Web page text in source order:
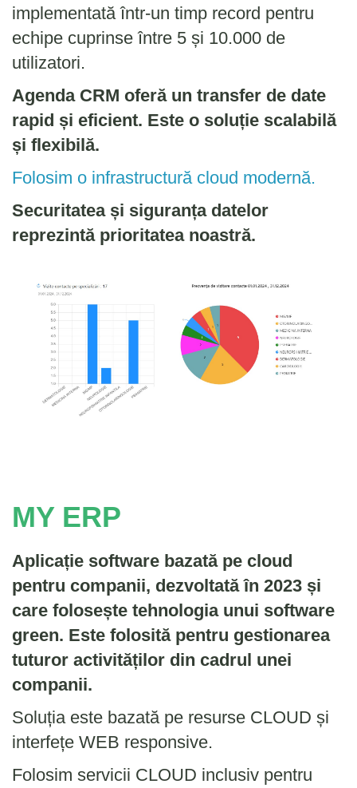
implementată într-un timp record pentru
echipe cuprinse între 5 și 10.000 de
utilizatori.
Agenda CRM oferă un transfer de date
rapid și eficient. Este o soluție scalabilă
și flexibilă.
Folosim o infrastructură cloud modernă.
Securitatea și siguranța datelor
reprezintă prioritatea noastră.
MY ERP
Aplicație software bazată pe cloud
pentru companii, dezvoltată în 2023 și
care folosește tehnologia unui software
green. Este folosită pentru gestionarea
tuturor activităților din cadrul unei
companii.
Soluția este bazată pe resurse CLOUD și
interfețe WEB responsive.
Folosim servicii CLOUD inclusiv pentru